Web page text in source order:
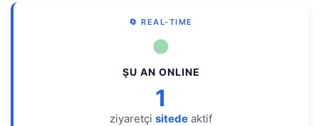
🔄 REAL-TIME
●
ŞU AN ONLINE
1
ziyaretçi sitede aktif